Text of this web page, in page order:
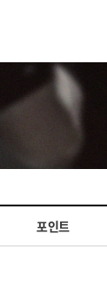
포인트